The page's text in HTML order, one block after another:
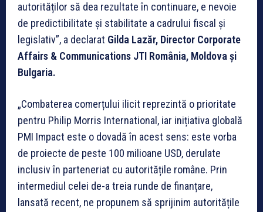
autorităților să dea rezultate în continuare, e nevoie
de predictibilitate și stabilitate a cadrului fiscal și
legislativ”, a declarat Gilda Lazăr, Director Corporate
Affairs & Communications JTI România, Moldova și
Bulgaria.
„Combaterea comerțului ilicit reprezintă o prioritate
pentru Philip Morris International, iar inițiativa globală
PMI Impact este o dovadă în acest sens: este vorba
de proiecte de peste 100 milioane USD, derulate
inclusiv în parteneriat cu autoritățile române. Prin
intermediul celei de-a treia runde de finanțare,
lansată recent, ne propunem să sprijinim autoritățile